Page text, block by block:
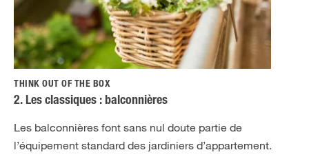
THINK OUT OF THE BOX
2. Les classiques : balconnières
Les balconnières font sans nul doute partie de
l’équipement standard des jardiniers d’appartement.